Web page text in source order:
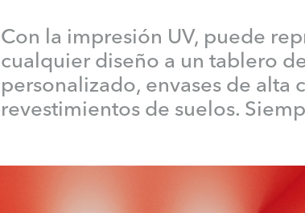
Con la impresión UV, puede
cualquier diseño a un tablero
personalizado, envases de
revestimientos de suelos.